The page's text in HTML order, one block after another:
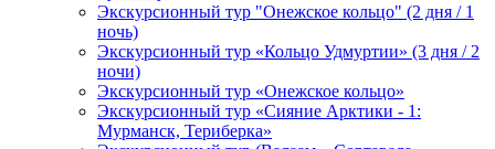
Экскурсионный тур "Онежское кольцо" (2 дня / 1
ночь)
Экскурсионный тур «Кольцо Удмуртии» (3 дня / 2
ночи)
Экскурсионный тур «Онежское кольцо»
Экскурсионный тур «Сияние Арктики - 1:
Мурманск, Териберка»